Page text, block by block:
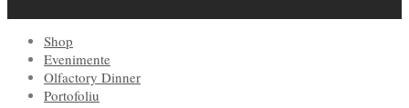
Shop
Evenimente
Olfactory Dinner
Portofoliu